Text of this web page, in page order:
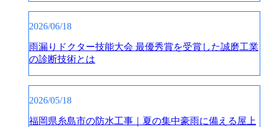
2026/06/18
雨漏りドクター技能大会 最優秀賞を受賞した誠磨工業
の診断技術とは
2026/05/18
福岡県糸島市の防水工事｜夏の集中豪雨に備える屋上